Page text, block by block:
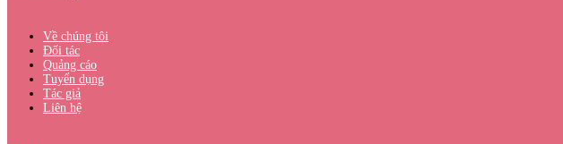
Về chúng tôi
Đối tác
Quảng cáo
Tuyển dụng
Tác giả
Liên hệ